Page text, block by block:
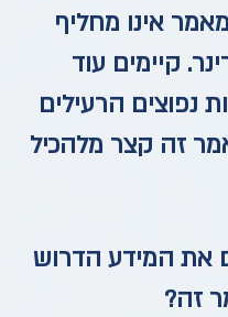
אינו מחליף
קיימים עוד
נפוצים הרעילים
זה קצר מלהכיל
את המידע הדרוש
זה?